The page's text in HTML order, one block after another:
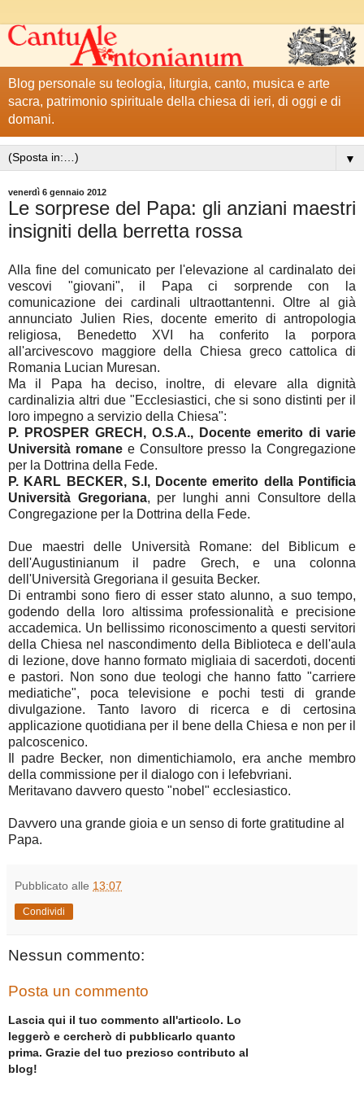
Blog personale su teologia, liturgia, canto, musica e arte
sacra, patrimonio spirituale della chiesa di ieri, di oggi e di
domani.
▼
venerdì 6 gennaio 2012
Le sorprese del Papa: gli anziani maestri
insigniti della berretta rossa
Alla fine del comunicato per l'elevazione al cardinalato dei
vescovi "giovani", il Papa ci sorprende con la
comunicazione dei cardinali ultraottantenni. Oltre al già
annunciato Julien Ries, docente emerito di antropologia
religiosa, Benedetto XVI ha conferito la porpora
all'arcivescovo maggiore della Chiesa greco cattolica di
Romania Lucian Muresan.
Ma il Papa ha deciso, inoltre, di elevare alla dignità
cardinalizia altri due "Ecclesiastici, che si sono distinti per il
loro impegno a servizio della Chiesa":
P. PROSPER GRECH, O.S.A., Docente emerito di varie
Università romanee Consultore presso la Congregazione
per la Dottrina della Fede.
P. KARL BECKER, S.I, Docente emerito della Pontificia
Università Gregoriana, per lunghi anni Consultore della
Congregazione per la Dottrina della Fede.
Due maestri delle Università Romane: del Biblicum e
dell'Augustinianum il padre Grech, e una colonna
dell'Università Gregoriana il gesuita Becker.
Di entrambi sono fiero di esser stato alunno, a suo tempo,
godendo della loro altissima professionalità e precisione
accademica. Un bellissimo riconoscimento a questi servitori
della Chiesa nel nascondimento della Biblioteca e dell'aula
di lezione, dove hanno formato migliaia di sacerdoti, docenti
e pastori. Non sono due teologi che hanno fatto "carriere
mediatiche", poca televisione e pochi testi di grande
divulgazione. Tanto lavoro di ricerca e di certosina
applicazione quotidiana per il bene della Chiesa e non per il
palcoscenico.
Il padre Becker, non dimentichiamolo, era anche membro
della commissione per il dialogo con i lefebvriani.
Meritavano davvero questo "nobel" ecclesiastico.
Davvero una grande gioia e un senso di forte gratitudine al
Papa.
Pubblicato alle 13:07
Condividi
Nessun commento:
Posta un commento
Lascia qui il tuo commento all'articolo. Lo
leggerò e cercherò di pubblicarlo quanto
prima. Grazie del tuo prezioso contributo al
blog!